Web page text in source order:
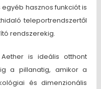
hasznos funkciót is
teleportrendszertől
rendszerekig.
is ideális otthont
a pillanatig, amikor a
és dimenzionális